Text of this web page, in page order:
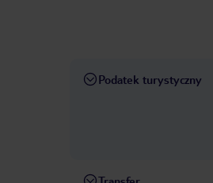
Podatek turystyczny